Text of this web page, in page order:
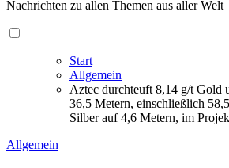
Nachrichten zu allen Themen aus aller Welt
Start
Allgemein
Aztec durchteuft 8,14 g/t Gold
36,5 Metern, einschließlich
Silber auf 4,6 Metern, im
Allgemein